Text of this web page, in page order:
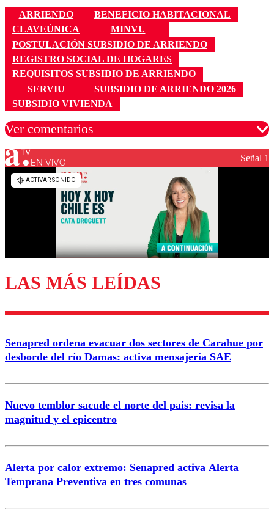
ARRIENDO
BENEFICIO HABITACIONAL
CLAVEÚNICA
MINVU
POSTULACIÓN SUBSIDIO DE ARRIENDO
REGISTRO SOCIAL DE HOGARES
REQUISITOS SUBSIDIO DE ARRIENDO
SERVIU
SUBSIDIO DE ARRIENDO 2026
SUBSIDIO VIVIENDA
Ver comentarios
Los comentarios son moderados para garantizar un
diálogo respetuoso.
Enviar comentario
EN VIVO Señal 1
LAS MÁS LEÍDAS
Senapred ordena evacuar dos sectores de Carahue por
desborde del río Damas: activa mensajería SAE
Nuevo temblor sacude el norte del país: revisa la
magnitud y el epicentro
Alerta por calor extremo: Senapred activa Alerta
Temprana Preventiva en tres comunas